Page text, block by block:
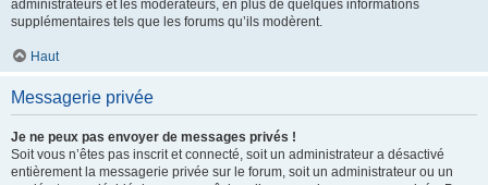
administrateurs et les modérateurs, en plus de quelques informations
supplémentaires tels que les forums qu’ils modèrent.
Haut
Messagerie privée
Je ne peux pas envoyer de messages privés !
Soit vous n’êtes pas inscrit et connecté, soit un administrateur a désactivé
entièrement la messagerie privée sur le forum, soit un administrateur ou un